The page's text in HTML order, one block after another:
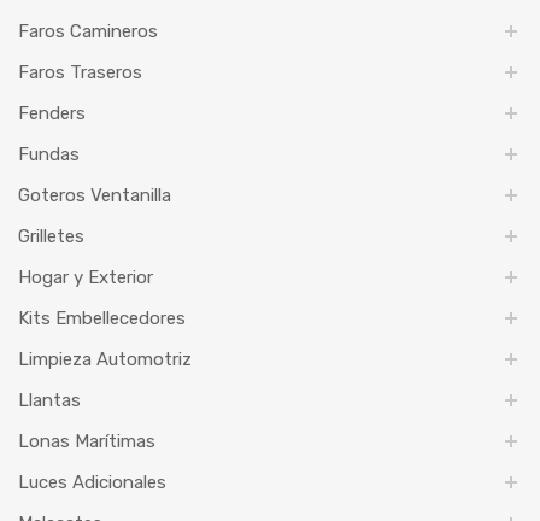
Faros Camineros
Faros Traseros
Fenders
Fundas
Goteros Ventanilla
Grilletes
Hogar y Exterior
Kits Embellecedores
Limpieza Automotriz
Llantas
Lonas Marítimas
Luces Adicionales